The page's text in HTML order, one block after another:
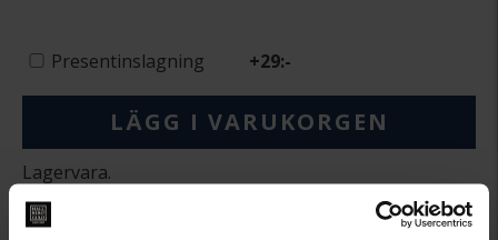
Presentinslagning +29:-
LÄGG I VARUKORGEN
Lagervara.
Leveranstid 2-5 arbetsdagar.
Öppet köp i 30 dagar vid onlineköp.